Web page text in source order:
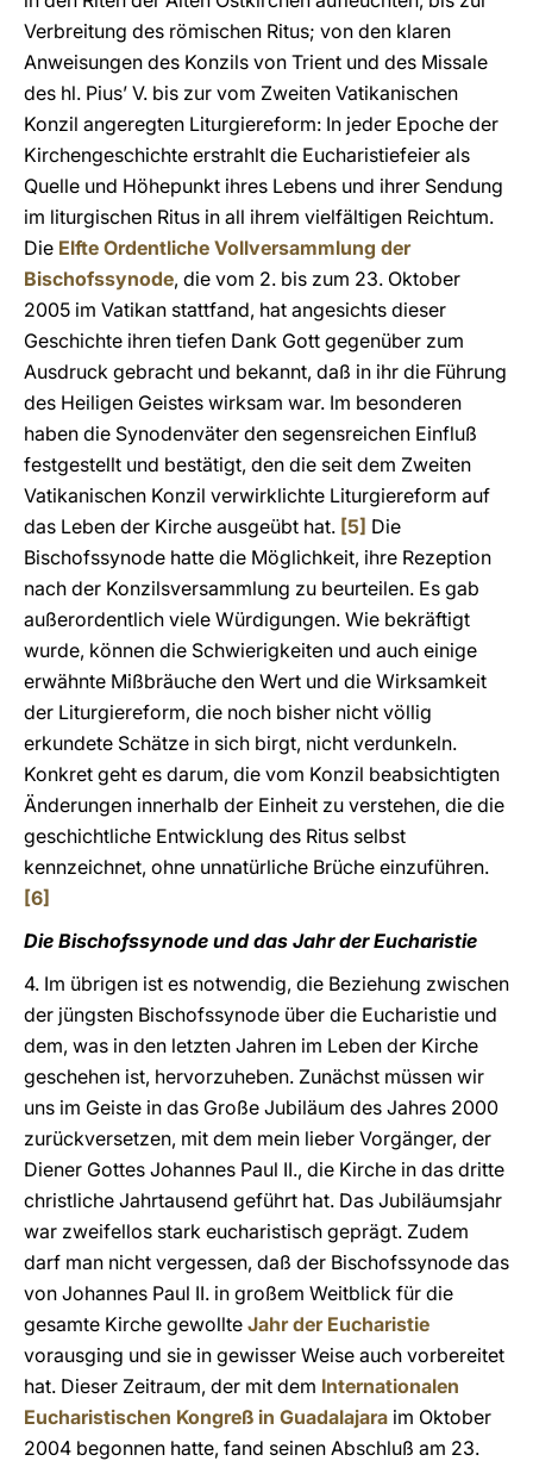
Verbreitung des römischen Ritus; von den klaren
Anweisungen des Konzils von Trient und des Missale
des hl. Pius’ V. bis zur vom Zweiten Vatikanischen
Konzil angeregten Liturgiereform: In jeder Epoche der
Kirchengeschichte erstrahlt die Eucharistiefeier als
Quelle und Höhepunkt ihres Lebens und ihrer Sendung
im liturgischen Ritus in all ihrem vielfältigen Reichtum.
Die Elfte Ordentliche Vollversammlung der
Bischofssynode, die vom 2. bis zum 23. Oktober
2005 im Vatikan stattfand, hat angesichts dieser
Geschichte ihren tiefen Dank Gott gegenüber zum
Ausdruck gebracht und bekannt, daß in ihr die Führung
des Heiligen Geistes wirksam war. Im besonderen
haben die Synodenväter den segensreichen Einfluß
festgestellt und bestätigt, den die seit dem Zweiten
Vatikanischen Konzil verwirklichte Liturgiereform auf
das Leben der Kirche ausgeübt hat. [5] Die
Bischofssynode hatte die Möglichkeit, ihre Rezeption
nach der Konzilsversammlung zu beurteilen. Es gab
außerordentlich viele Würdigungen. Wie bekräftigt
wurde, können die Schwierigkeiten und auch einige
erwähnte Mißbräuche den Wert und die Wirksamkeit
der Liturgiereform, die noch bisher nicht völlig
erkundete Schätze in sich birgt, nicht verdunkeln.
Konkret geht es darum, die vom Konzil beabsichtigten
Änderungen innerhalb der Einheit zu verstehen, die die
geschichtliche Entwicklung des Ritus selbst
kennzeichnet, ohne unnatürliche Brüche einzuführen.
[6]
Die Bischofssynode und das Jahr der Eucharistie
4. Im übrigen ist es notwendig, die Beziehung zwischen
der jüngsten Bischofssynode über die Eucharistie und
dem, was in den letzten Jahren im Leben der Kirche
geschehen ist, hervorzuheben. Zunächst müssen wir
uns im Geiste in das Große Jubiläum des Jahres 2000
zurückversetzen, mit dem mein lieber Vorgänger, der
Diener Gottes Johannes Paul II., die Kirche in das dritte
christliche Jahrtausend geführt hat. Das Jubiläumsjahr
war zweifellos stark eucharistisch geprägt. Zudem
darf man nicht vergessen, daß der Bischofssynode das
von Johannes Paul II. in großem Weitblick für die
gesamte Kirche gewollte Jahr der Eucharistie
vorausging und sie in gewisser Weise auch vorbereitet
hat. Dieser Zeitraum, der mit dem Internationalen
Eucharistischen Kongreß in Guadalajara im Oktober
2004 begonnen hatte, fand seinen Abschluß am 23.